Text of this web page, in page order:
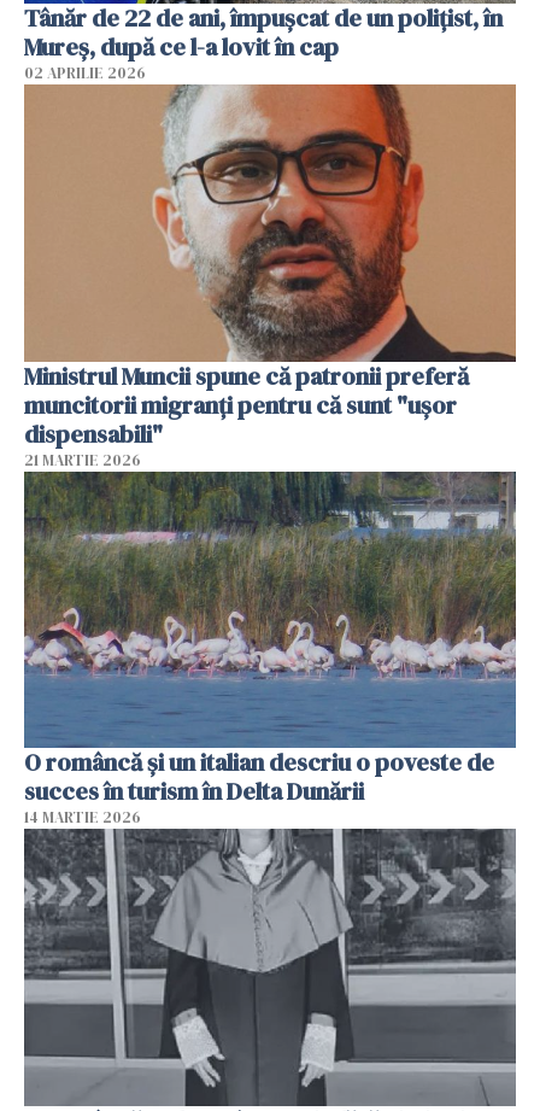
Tânăr de 22 de ani, împușcat de un polițist, în
Mureș, după ce l-a lovit în cap
02 APRILIE 2026
Ministrul Muncii spune că patronii preferă
muncitorii migranți pentru că sunt "uşor
dispensabili"
21 MARTIE 2026
O româncă și un italian descriu o poveste de
succes în turism în Delta Dunării
14 MARTIE 2026